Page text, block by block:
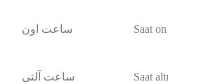
Saat on ساعت اون
Saat altı ساعت آلتی